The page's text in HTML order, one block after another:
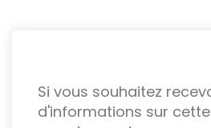
Si vous souhaitez
d'informations sur